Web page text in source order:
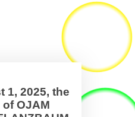
1, 2025, the
OJAM